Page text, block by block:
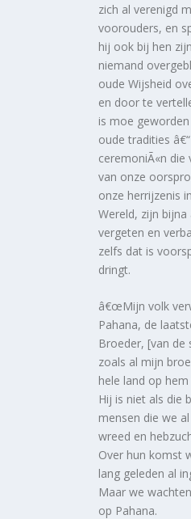
zich al verenigd
voorouders, en
hij ook bij hen
niemand
oude Wijsheid
en door te
is moe
oude tradities
ceremoniÃ«n die
van onze
onze herrijzenis
Wereld, zijn bijna
vergeten en
zelfs dat is
dringt.
â€œMijn volk
Pahana, de
Broeder, [van de
zoals al mijn
hele land op
Hij is niet als die
mensen die we
wreed en
Over hun komst
lang geleden al
Maar we
op Pahana.